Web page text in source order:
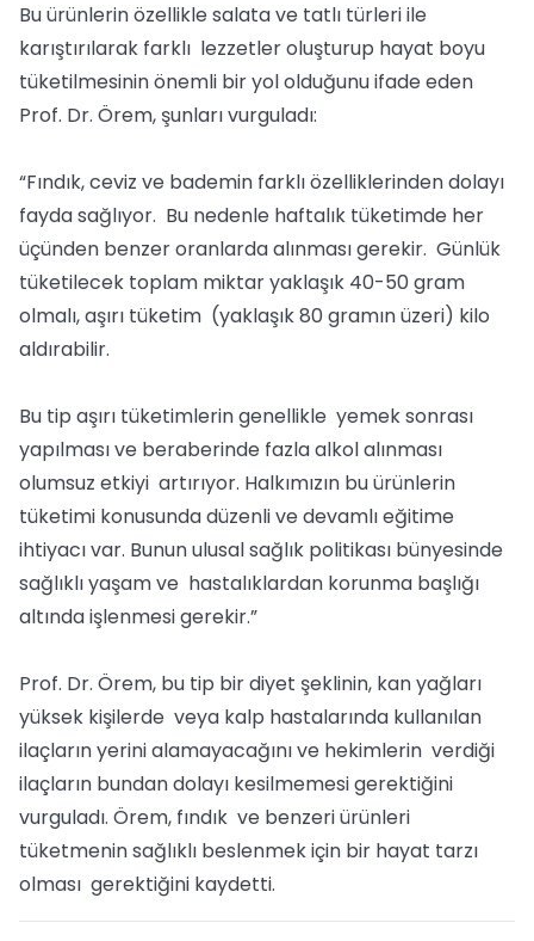
Bu ürünlerin özellikle salata ve tatlı türleri ile
karıştırılarak farklı lezzetler oluşturup hayat boyu
tüketilmesinin önemli bir yol olduğunu ifade eden
Prof. Dr. Örem, şunları vurguladı:
“Fındık, ceviz ve bademin farklı özelliklerinden dolayı
fayda sağlıyor. Bu nedenle haftalık tüketimde her
üçünden benzer oranlarda alınması gerekir. Günlük
tüketilecek toplam miktar yaklaşık 40-50 gram
olmalı, aşırı tüketim (yaklaşık 80 gramın üzeri) kilo
aldırabilir.
Bu tip aşırı tüketimlerin genellikle yemek sonrası
yapılması ve beraberinde fazla alkol alınması
olumsuz etkiyi artırıyor. Halkımızın bu ürünlerin
tüketimi konusunda düzenli ve devamlı eğitime
ihtiyacı var. Bunun ulusal sağlık politikası bünyesinde
sağlıklı yaşam ve hastalıklardan korunma başlığı
altında işlenmesi gerekir.”
Prof. Dr. Örem, bu tip bir diyet şeklinin, kan yağları
yüksek kişilerde veya kalp hastalarında kullanılan
ilaçların yerini alamayacağını ve hekimlerin verdiği
ilaçların bundan dolayı kesilmemesi gerektiğini
vurguladı. Örem, fındık ve benzeri ürünleri
tüketmenin sağlıklı beslenmek için bir hayat tarzı
olması gerektiğini kaydetti.